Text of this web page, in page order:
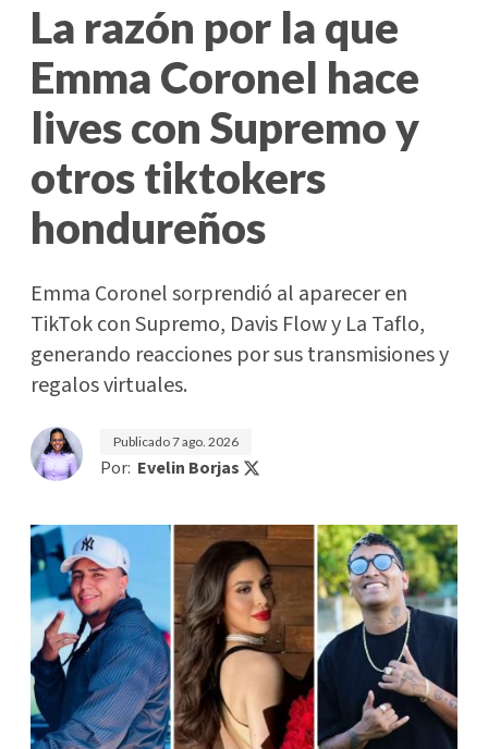
La razón por la que
Emma Coronel hace
lives con Supremo y
otros tiktokers
hondureños
Emma Coronel sorprendió al aparecer en
TikTok con Supremo, Davis Flow y La Taflo,
generando reacciones por sus transmisiones y
regalos virtuales.
Publicado7 ago. 2026
Por: Evelin Borjas